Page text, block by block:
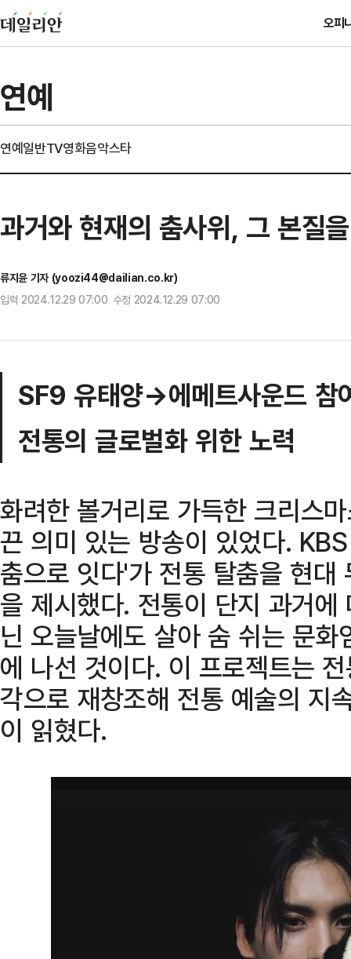
오피
연예
연예일반TV영화음악스타
과거와 현재의 춤사위, 그 본질
류지윤 기자 (yoozi44@dailian.co.kr)
입력 2024.12.29 07:00 수정 2024.12.29 07:00
SF9 유태양→에메트사운드 참
전통의 글로벌화 위한 노력
화려한 볼거리로 가득한 크리스
끈 의미 있는 방송이 있었다.
춤으로 잇다'가 전통 탈춤을 현대
을 제시했다. 전통이 단지 과거
닌 오늘날에도 살아 숨 쉬는 문
에 나선 것이다. 이 프로젝트는
각으로 재창조해 전통 예술의 지
이 읽혔다.